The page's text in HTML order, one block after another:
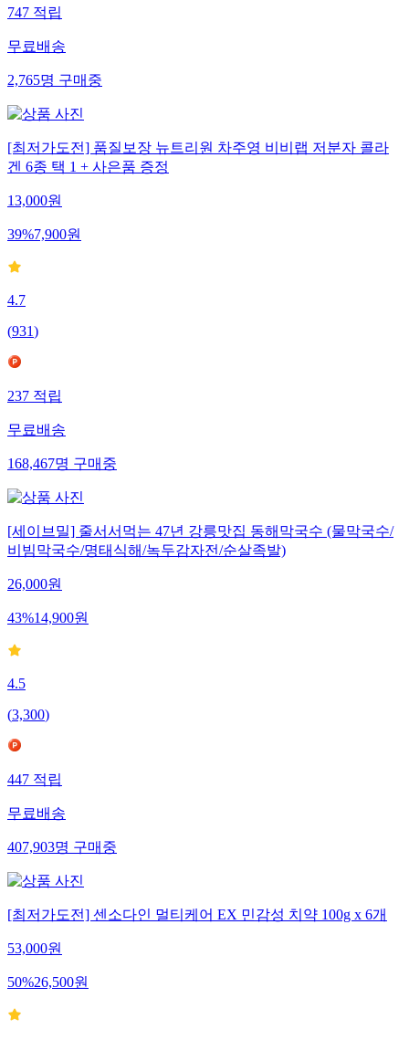
747 적립
무료배송
2,765명 구매중
[최저가도전] 품질보장 뉴트리원 차주영 비비랩 저분자 콜라
겐 6종 택 1 + 사은품 증정
13,000원
39%7,900원
4.7
(931)
237 적립
무료배송
168,467명 구매중
[세이브밀] 줄서서먹는 47년 강릉맛집 동해막국수 (물막국수/
비빔막국수/명태식해/녹두감자전/순살족발)
26,000원
43%14,900원
4.5
(3,300)
447 적립
무료배송
407,903명 구매중
[최저가도전] 센소다인 멀티케어 EX 민감성 치약 100g x 6개
53,000원
50%26,500원